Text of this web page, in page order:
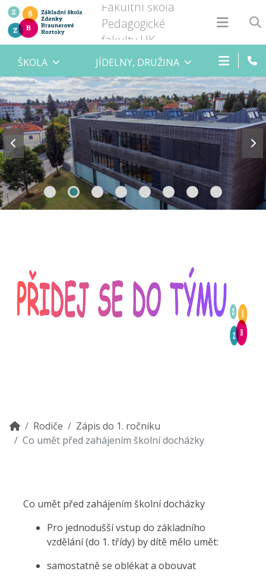
Fakultní škola
Pedagogické
fakulty UK
ŠKOLA JÍDELNY, DRUŽINA
Rodiče
Zápis do 1. ročníku
Co umět před zahájením školní docházky
Co umět před zahájením školní docházky
Pro jednodušší vstup do základního
vzdělání (do 1. třídy) by dítě mělo umět:
samostatně se oblékat a obouvat